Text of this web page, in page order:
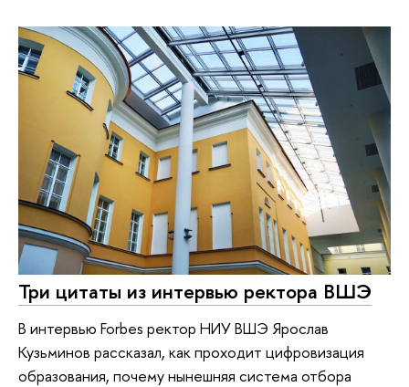
Три цитаты из интервью ректора ВШЭ
В интервью Forbes ректор НИУ ВШЭ Ярослав
Кузьминов рассказал, как проходит цифровизация
образования, почему нынешняя система отбора